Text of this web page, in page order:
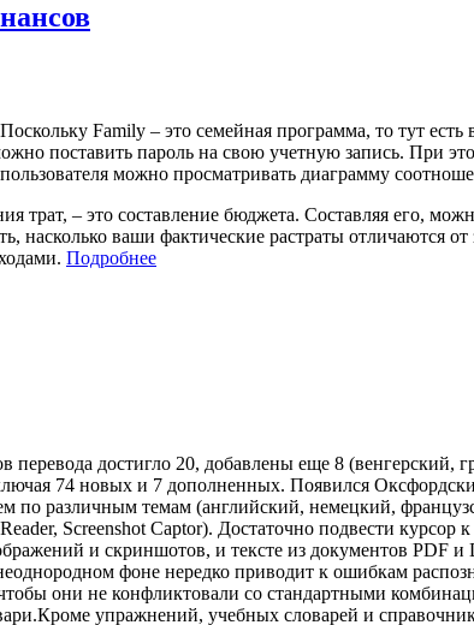
Family – это семейная программа, то тут есть
поставить пароль на свою учетную запись. При
можно просматривать диаграмму
трат, – это составление бюджета. Составляя его,
насколько ваши фактические растраты отличаются
Подробнее
достигло 20, добавлены еще 8 (венгерский,
74 новых и 7 дополненных. Появился
по различным темам (английский, немецкий,
Screenshot Captor). Достаточно подвести
и скриншотов, и тексте из документов
фоне нередко приводит к ошибкам
они не конфликтовали со стандартными
упражнений, учебных словарей и